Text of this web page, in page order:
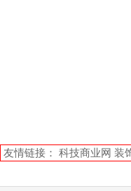
友情链接： 科技商业网 装